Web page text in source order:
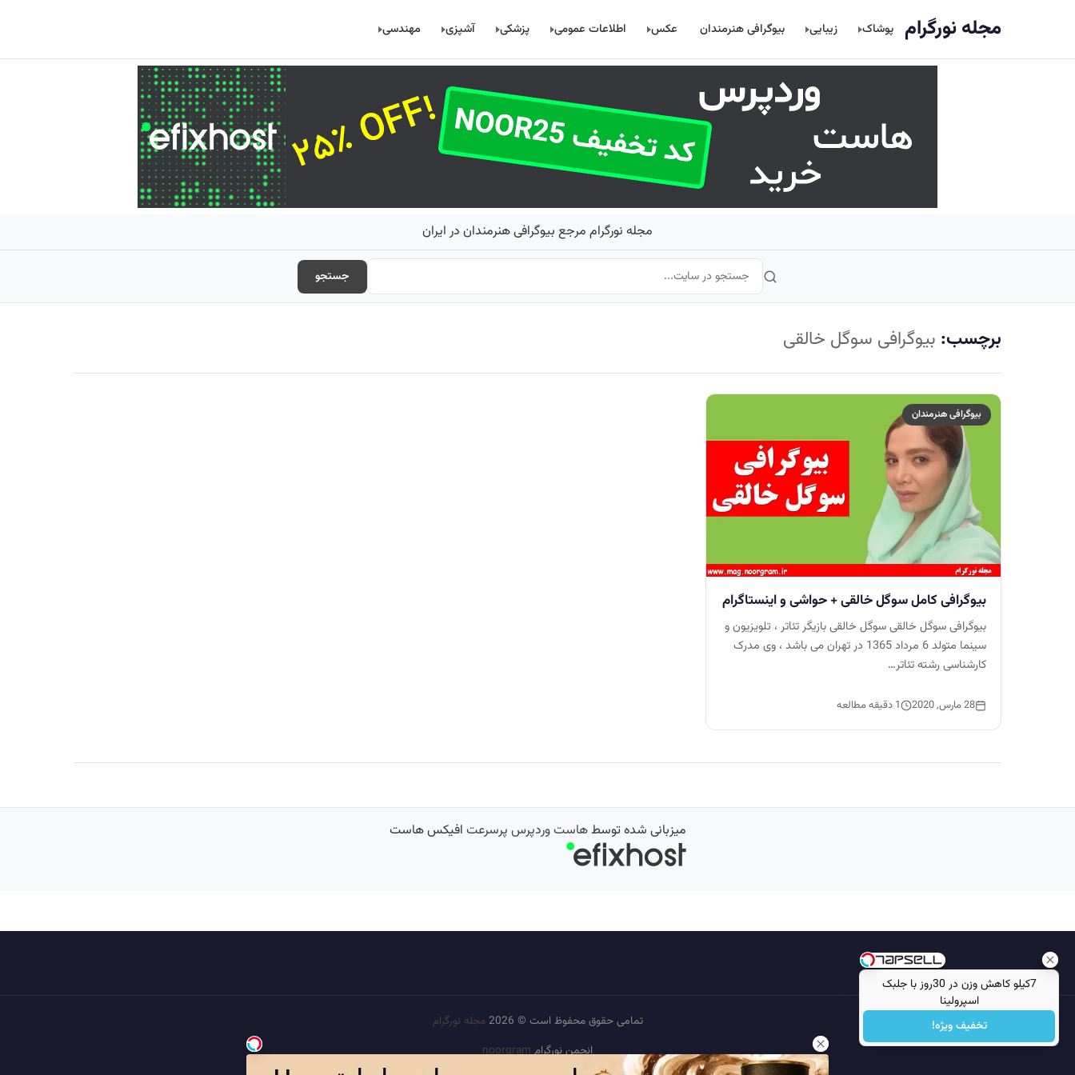
7کیلو کاهش وزن در 30روز با جلبک
اسپرولینا
تخفیف ویژه!
مجله نورگرام پوشاک زیبایی بیوگرافی هنرمندان عکس اطلاعات عمومی پزشکی آشپزی مهندسی
مجله نورگرام مرجع بیوگرافی هنرمندان در ایران
جستجو
برچسب: بیوگرافی سوگل خالقی
بیوگرافی هنرمندان
بیوگرافی کامل سوگل خالقی + حواشی و اینستاگرام
بیوگرافی سوگل خالقی سوگل خالقی بازیگر تئاتر ، تلویزیون و
سینما متولد 6 مرداد 1365 در تهران می باشد ، وی مدرک
کارشناسی رشته تئاتر…
28 مارس, 2020 1 دقیقه مطالعه
میزبانی شده توسطهاست وردپرس پرسرعت افیکس هاست
تمامی حقوق محفوظ است © 2026
مجله نورگرام
انجمن نورگرامnoorgram